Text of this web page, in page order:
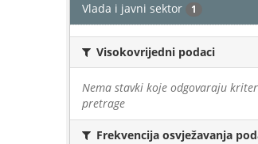
Vlada i javni sektor 1
Visokovrijedni podaci
Nema stavki koje odgovaraju
pretrage
Frekvencija osvježavanja